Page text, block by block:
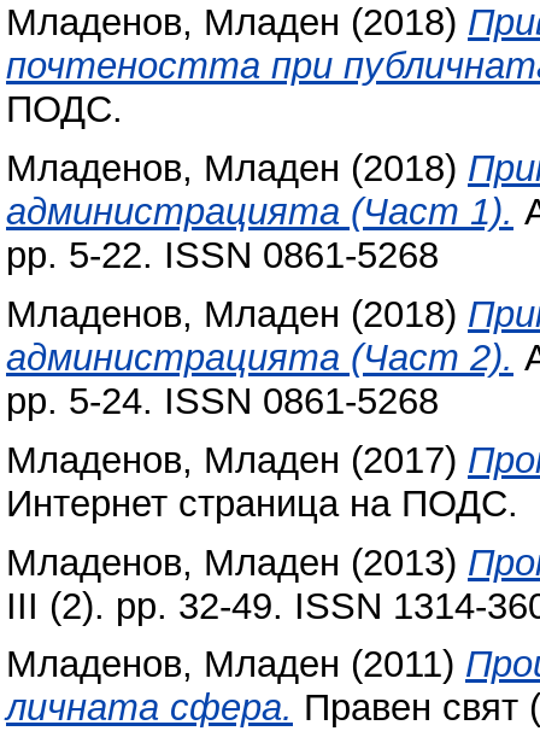
Младенов, Младен (2018)
почтеността при
ПОДС.
Младенов, Младен (2018)
администрацията (Част 1).
pp. 5-22. ISSN 0861-5268
Младенов, Младен (2018)
администрацията (Част 2).
pp. 5-24. ISSN 0861-5268
Младенов, Младен (2017)
Интернет страница на ПОДС.
Младенов, Младен (2013)
III (2). pp. 32-49. ISSN 1314-
Младенов, Младен (2011)
личната сфера. Правен свят